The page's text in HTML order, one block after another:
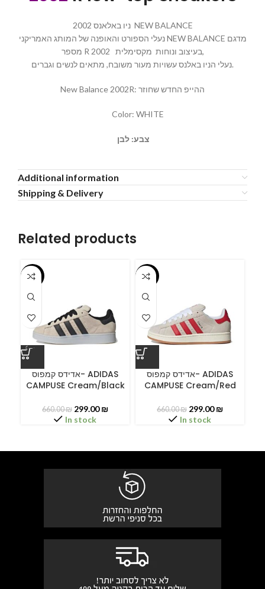
ניו באלאנס 2002 NEW BALANCE
נעלי הספורט והאופנה של המותג האמריקני NEW BALANCE מדגם
מספר R 2002 בעיצוב ונוחות מקסימלית,
נעלי הניו באלנס עשויות מעור משובח, מתאים לנשים וגברים.
New Balance 2002R: ההייפ החדש שחוזר
Color: WHITE
צבע: לבן
Additional information
Shipping & Delivery
Related products
-55%
אדידס קמפוס- ADIDAS
CAMPUSE Cream/Black
660.00₪ 299.00₪
In stock
-55%
אדידס קמפוס- ADIDAS
CAMPUSE Cream/Red
660.00₪ 299.00₪
In stock